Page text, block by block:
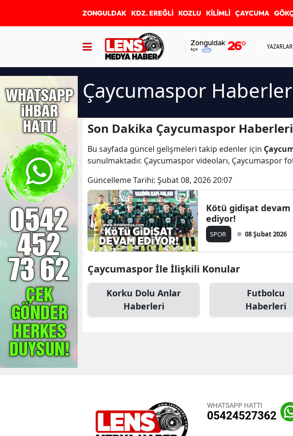
ZONGULDAK KDZ. EREĞLİ KOZLU KİLİMLİ ÇAYCUMA
Zonguldak
Açık 26° YAZARLAR
Çaycumaspor
Son Dakika Çaycumaspor Haberleri
Bu sayfada güncel gelişmeleri takip edenler için
sunulmaktadır. Çaycumaspor videoları, Çaycumaspor
Güncelleme Tarihi: Şubat 08, 2026 20:07
Kötü gidişat devam
ediyor!
SPOR 08 Şubat 2026
Çaycumaspor İle İlişkili Konular
Korku Dolu Anlar
Haberleri
Futbolcu
Haberleri
WHATSAPP HATTI
05424527362